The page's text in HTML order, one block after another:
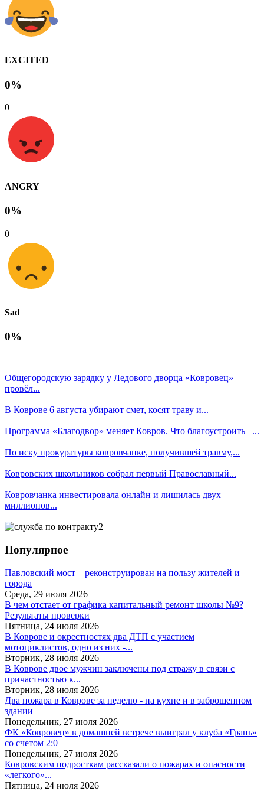
EXCITED
0%
0
ANGRY
0%
0
Sad
0%
Общегородскую зарядку у Ледового дворца «Ковровец»
провёл...
В Коврове 6 августа убирают смет, косят траву и...
Программа «Благодвор» меняет Ковров. Что благоустроить –...
По иску прокуратуры ковровчанке, получившей травму,...
Ковровских школьников собрал первый Православный...
Ковровчанка инвестировала онлайн и лишилась двух
миллионов...
Популярное
Павловский мост – реконструирован на пользу жителей и
города
Среда, 29 июля 2026
В чем отстает от графика капитальный ремонт школы №9?
Результаты проверки
Пятница, 24 июля 2026
В Коврове и окрестностях два ДТП с участием
мотоциклистов, одно из них -...
Вторник, 28 июля 2026
В Коврове двое мужчин заключены под стражу в связи с
причастностью к...
Вторник, 28 июля 2026
Два пожара в Коврове за неделю - на кухне и в заброшенном
здании
Понедельник, 27 июля 2026
ФК «Ковровец» в домашней встрече выиграл у клуба «Грань»
со счетом 2:0
Понедельник, 27 июля 2026
Ковровским подросткам рассказали о пожарах и опасности
«легкого»...
Пятница, 24 июля 2026